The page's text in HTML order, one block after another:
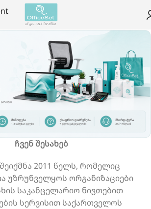
ჩვენ შესახებ
შეიქმნა 2011 წელს, რომელიც
უზრუნველყოს ორგანიზაციები
საკანცელარიო ნივთებით
სერვისით საქართველოს